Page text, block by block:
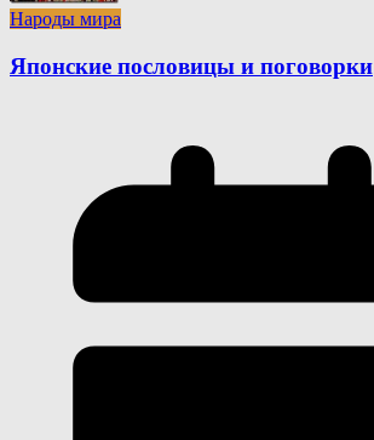
Народы мира
Японские пословицы и поговорки